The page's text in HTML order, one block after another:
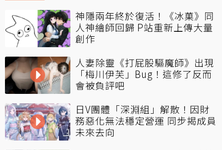
神隱兩年終於復活！《冰菓》同
人神繪師回歸 P站重新上傳大量
創作
人妻除靈《打屁股驅魔師》出現
「梅川伊芙」Bug！這修了反而
會被負評吧
日V團體「深淵組」解散！因財
務惡化無法穩定營運 同步揭成員
未來去向